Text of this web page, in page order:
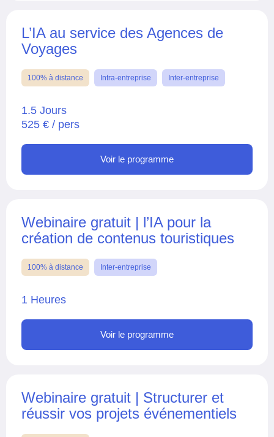
L’IA au service des Agences de
Voyages
100% à distance Intra-entreprise Inter-entreprise
1.5 Jours
525 € / pers
Voir le programme
Webinaire gratuit | l’IA pour la
création de contenus touristiques
100% à distance Inter-entreprise
1 Heures
Voir le programme
Webinaire gratuit | Structurer et
réussir vos projets événementiels